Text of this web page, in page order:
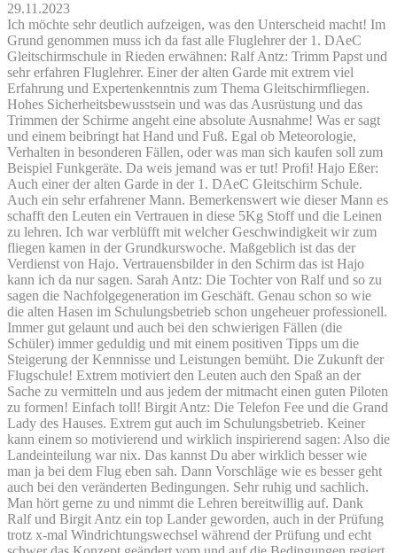
29.11.2023
Ich möchte sehr deutlich aufzeigen, was den Unterscheid macht! Im
Grund genommen muss ich da fast alle Fluglehrer der 1. DAeC
Gleitschirmschule in Rieden erwähnen: Ralf Antz: Trimm Papst und
sehr erfahren Fluglehrer. Einer der alten Garde mit extrem viel
Erfahrung und Expertenkenntnis zum Thema Gleitschirmfliegen.
Hohes Sicherheitsbewusstsein und was das Ausrüstung und das
Trimmen der Schirme angeht eine absolute Ausnahme! Was er sagt
und einem beibringt hat Hand und Fuß. Egal ob Meteorologie,
Verhalten in besonderen Fällen, oder was man sich kaufen soll zum
Beispiel Funkgeräte. Da weis jemand was er tut! Profi! Hajo Eßer:
Auch einer der alten Garde in der 1. DAeC Gleitschirm Schule.
Auch ein sehr erfahrener Mann. Bemerkenswert wie dieser Mann es
schafft den Leuten ein Vertrauen in diese 5Kg Stoff und die Leinen
zu lehren. Ich war verblüfft mit welcher Geschwindigkeit wir zum
fliegen kamen in der Grundkurswoche. Maßgeblich ist das der
Verdienst von Hajo. Vertrauensbilder in den Schirm das ist Hajo
kann ich da nur sagen. Sarah Antz: Die Tochter von Ralf und so zu
sagen die Nachfolgegeneration im Geschäft. Genau schon so wie
die alten Hasen im Schulungsbetrieb schon ungeheuer professionell.
Immer gut gelaunt und auch bei den schwierigen Fällen (die
Schüler) immer geduldig und mit einem positiven Tipps um die
Steigerung der Kennnisse und Leistungen bemüht. Die Zukunft der
Flugschule! Extrem motiviert den Leuten auch den Spaß an der
Sache zu vermitteln und aus jedem der mitmacht einen guten Piloten
zu formen! Einfach toll! Birgit Antz: Die Telefon Fee und die Grand
Lady des Hauses. Extrem gut auch im Schulungsbetrieb. Keiner
kann einem so motivierend und wirklich inspirierend sagen: Also die
Landeinteilung war nix. Das kannst Du aber wirklich besser wie
man ja bei dem Flug eben sah. Dann Vorschläge wie es besser geht
auch bei den veränderten Bedingungen. Sehr ruhig und sachlich.
Man hört gerne zu und nimmt die Lehren bereitwillig auf. Dank
Ralf und Birgit Antz ein top Lander geworden, auch in der Prüfung
trotz x-mal Windrichtungswechsel während der Prüfung und echt